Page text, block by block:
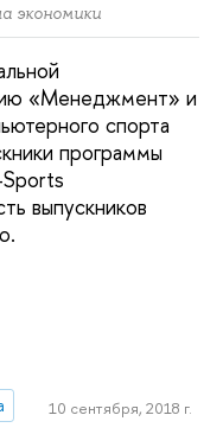
экономики
«Менеджмент» и
спорта
программы
выпускников
10 сентября, 2018 г.